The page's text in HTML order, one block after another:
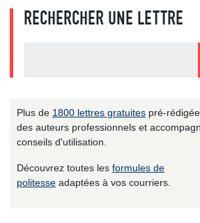
RECHERCHER UNE LETTRE
Plus de 1800 lettres gratuites pré-
des auteurs professionnels et
conseils d'utilisation.
Découvrez toutes les formules de
politesse adaptées à vos courriers.